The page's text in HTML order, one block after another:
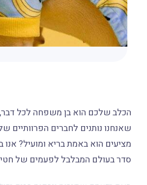
הכלב שלכם הוא בן משפחה לכל דבר,
שאנחנו נותנים לחברים
מציעים הוא באמת בריא ומועיל? אנו
סדר בעולם המבלבל לפעמים של